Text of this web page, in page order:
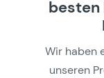
besten
Wir haben
unseren